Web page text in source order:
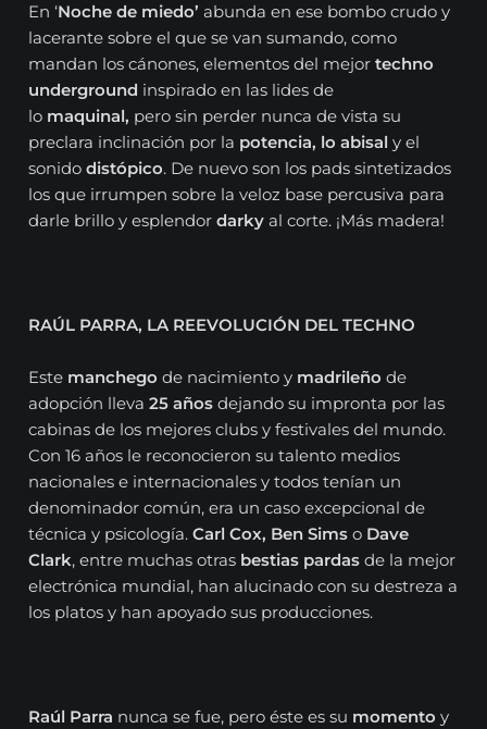
En ‘Noche de miedo’ abunda en ese bombo crudo y
lacerante sobre el que se van sumando, como
mandan los cánones, elementos del mejortechno
underground inspirado en las lides de
lo maquinal, pero sin perder nunca de vista su
preclara inclinación por la potencia, lo abisaly el
sonido distópico. De nuevo son los pads sintetizados
los que irrumpen sobre la veloz base percusiva para
darle brillo y esplendordarkyal corte. ¡Más madera!
RAÚL PARRA, LA REEVOLUCIÓN DEL TECHNO
Este manchegode nacimiento y madrileñode
adopción lleva25 años dejando su impronta por las
cabinas de los mejores clubs y festivales del mundo.
Con 16 años le reconocieron su talento medios
nacionales e internacionales y todos tenían un
denominador común, era un caso excepcional de
técnica y psicología.Carl Cox, Ben Simso Dave
Clark, entre muchas otras bestias pardas de la mejor
electrónica mundial, han alucinado con su destreza a
los platos y han apoyado sus producciones.
Raúl Parra nunca se fue, pero éste es su momento y